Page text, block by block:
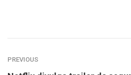
PREVIOUS